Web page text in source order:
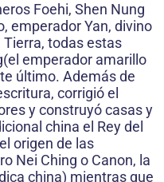
Foehi, Shen Nung
emperador Yan, divino
Tierra, todas estas
emperador amarillo
último. Además de
corrigió el
y construyó casas y
china el Rey del
origen de las
Nei Ching o Canon, la
china) mientras que